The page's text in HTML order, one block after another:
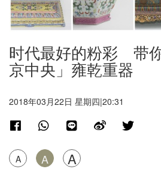
时代最好的粉彩 带
京中央」雍乾重器
2018年03月22日 星期四|20:31
A A A